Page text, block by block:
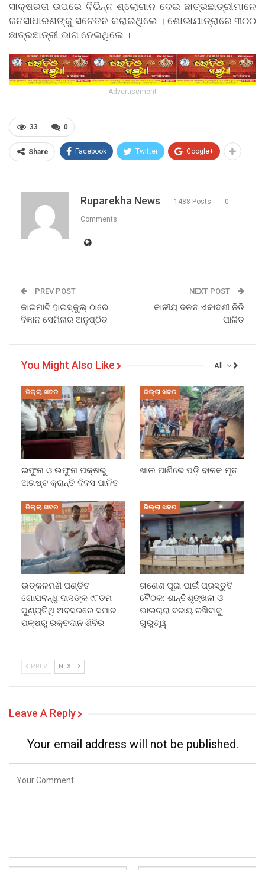
ସାକ୍ଷରତା ଉପରେ ବିଭିନ୍ନ ଶ୍ଲୋଗାନ ଦେଇ ଛାତ୍ରଛାତ୍ରୀମାନେ
ଜନସାଧାରଣଙ୍କୁ ସଚେତନ କରାଇଥିଲେ । ଶୋଭାଯାତ୍ରାରେ ୩୦୦
ଛାତ୍ରଛାତ୍ରୀ ଭାଗ ନେଇଥିଲେ ।
- Advertisement -
0
33
Share Facebook Twitter Google+
Ruparekha News 1488 Posts 0
Comments
PREV POST
କାଇମାଟି ହାଇସ୍କୁଲ୍ ଠାରେ
ବିଜ୍ଞାନ ସେମିନାର ଅନୁଷ୍ଠିତ
NEXT POST
କାଳୀୟ ଦଳନ ଏକାଦଶୀ ନିତି
ପାଳିତ
All
You Might Also Like
ଜିଲ୍ଲା ଖବର
ଇଫୁନା ଓ ଉଫୁନା ପକ୍ଷରୁ
ଅଗଷ୍ଟ କ୍ରାନ୍ତି ଦିବସ ପାଳିତ
ଜିଲ୍ଲା ଖବର
ଖାଲ ପାଣିରେ ପଡ଼ି ବାଳକ ମୃତ
ଜିଲ୍ଲା ଖବର
ଉତ୍କଳମଣି ପଣ୍ଡିତ
ଗୋପବନ୍ଧୁ ଦାସଙ୍କ ୯୮ତମ
ପୁଣ୍ୟତିଥି ଅବସରରେ ସମାଜ
ପକ୍ଷରୁ ରକ୍ତଦାନ ଶିବିର
ଜିଲ୍ଲା ଖବର
ଗଣେଶ ପୂଜା ପାଇଁ ପ୍ରସ୍ତୁତି
ବୈଠକ: ଶାନ୍ତିଶୃଙ୍ଖଳା ଓ
ଭାଇଚାରା ବଜାୟ ରଖିବାକୁ
ଗୁରୁତ୍ୱ
PREV NEXT
Leave A Reply
Your email address will not be published.